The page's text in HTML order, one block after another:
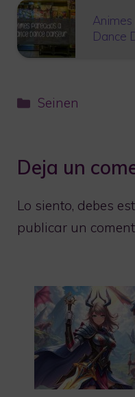
Dance
Categorías
Seinen
Deja un
Lo siento, debes
publicar un